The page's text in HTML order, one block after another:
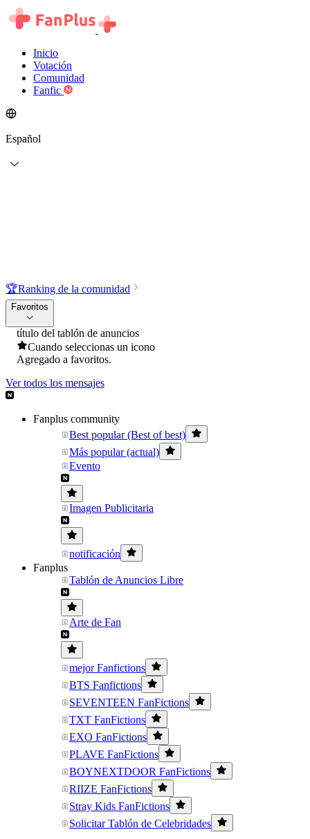
Inicio
Votación
Comunidad
Fanfic
Español
🏆Ranking de la comunidad
Favoritos
título del tablón de anuncios
Cuando seleccionas un icono
Agregado a favoritos.
Ver todos los mensajes
Fanplus community
Best popular (Best of best)
Más popular (actual)
Evento
Imagen Publicitaria
notificación
Fanplus
Tablón de Anuncios Libre
Arte de Fan
mejor Fanfictions
BTS Fanfictions
SEVENTEEN FanFictions
TXT FanFictions
EXO FanFictions
PLAVE FanFictions
BOYNEXTDOOR FanFictions
RIIZE FanFictions
Stray Kids FanFictions
Solicitar Tablón de Celebridades